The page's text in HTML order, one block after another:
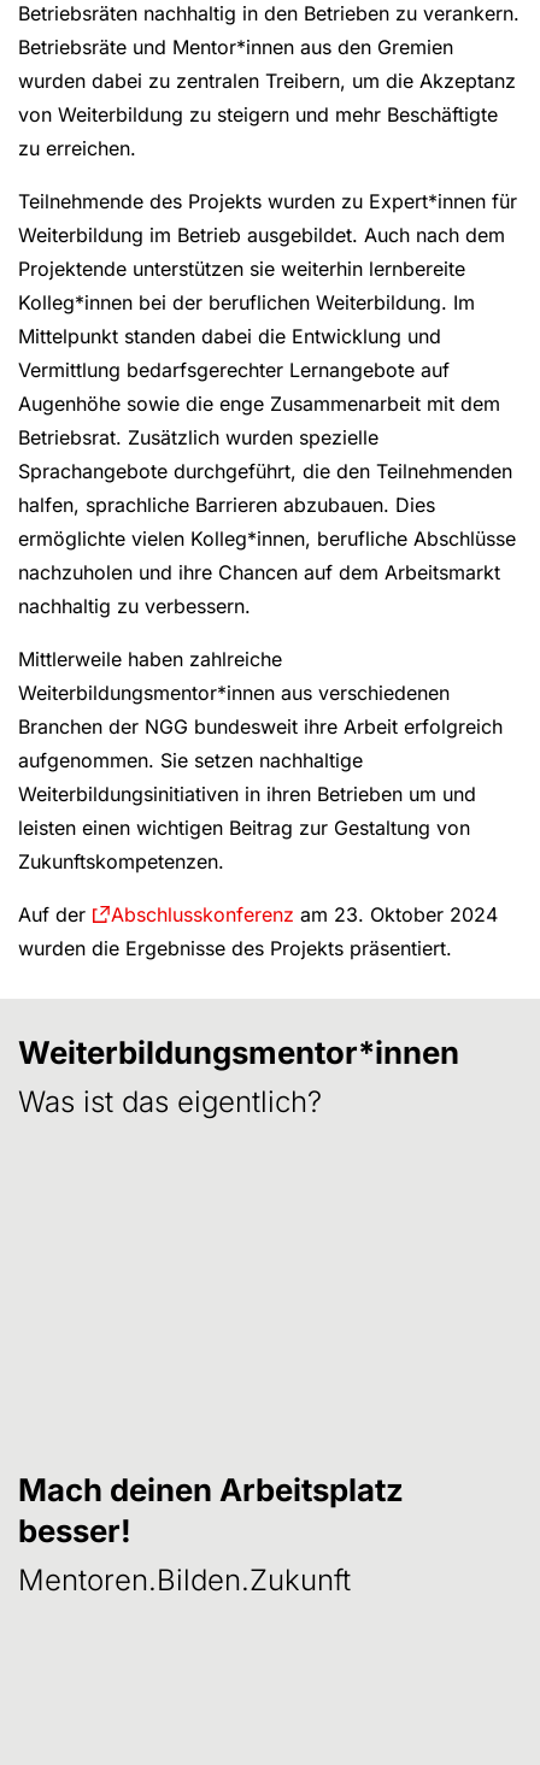
Betriebsräten nachhaltig in den Betrieben zu verankern.
Betriebsräte und Mentor*innen aus den Gremien
wurden dabei zu zentralen Treibern, um die Akzeptanz
von Weiterbildung zu steigern und mehr Beschäftigte
zu erreichen.
Teilnehmende des Projekts wurden zu Expert*innen für
Weiterbildung im Betrieb ausgebildet. Auch nach dem
Projektende unterstützen sie weiterhin lernbereite
Kolleg*innen bei der beruflichen Weiterbildung. Im
Mittelpunkt standen dabei die Entwicklung und
Vermittlung bedarfsgerechter Lernangebote auf
Augenhöhe sowie die enge Zusammenarbeit mit dem
Betriebsrat. Zusätzlich wurden spezielle
Sprachangebote durchgeführt, die den Teilnehmenden
halfen, sprachliche Barrieren abzubauen. Dies
ermöglichte vielen Kolleg*innen, berufliche Abschlüsse
nachzuholen und ihre Chancen auf dem Arbeitsmarkt
nachhaltig zu verbessern.
Mittlerweile haben zahlreiche
Weiterbildungsmentor*innen aus verschiedenen
Branchen der NGG bundesweit ihre Arbeit erfolgreich
aufgenommen. Sie setzen nachhaltige
Weiterbildungsinitiativen in ihren Betrieben um und
leisten einen wichtigen Beitrag zur Gestaltung von
Zukunftskompetenzen.
Auf der Abschlusskonferenz am 23. Oktober 2024
wurden die Ergebnisse des Projekts präsentiert.
Weiterbildungsmentor*innen
Was ist das eigentlich?
Utilizziamo YouTube per incorporare video sul nostro sito web
Mach deinen Arbeitsplatz
besser!
Mentoren.Bilden.Zukunft